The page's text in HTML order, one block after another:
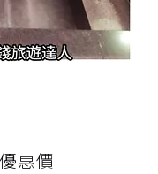
惠價